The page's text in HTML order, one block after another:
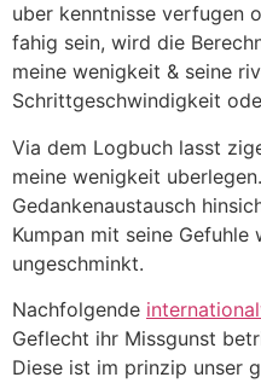
uber kenntnisse verfugen
fahig sein, wird die
meine wenigkeit & seine
Schrittgeschwindigkeit
Via dem Logbuch lasst
meine wenigkeit
Gedankenaustausch
Kumpan mit seine
ungeschminkt.
Nachfolgende
Geflecht ihr Missgunst
Diese ist im prinzip unser